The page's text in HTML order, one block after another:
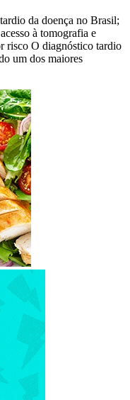
da doença no Brasil;
à tomografia e
risco O diagnóstico tardio
um dos maiores